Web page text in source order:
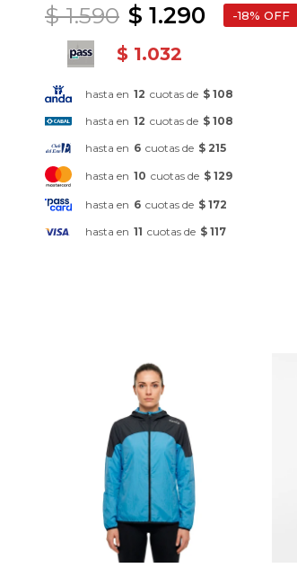
$ 1.290
$ 1.590 18
$ 1.032
hasta en 12 cuotas de $ 108
hasta en 12 cuotas de $ 108
hasta en 6 cuotas de $ 215
hasta en 10 cuotas de $ 129
hasta en 6 cuotas de $ 172
hasta en 11 cuotas de $ 117